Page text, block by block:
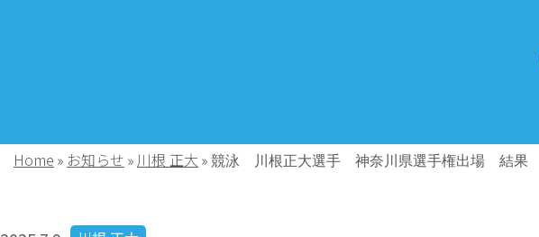
Home » お知らせ »川根 正大 »競泳 川根正大選手 神奈川県選手権出場 結果